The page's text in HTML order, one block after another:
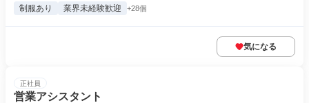
制服あり 業界未経験歓迎 +28個
気になる
正社員
営業アシスタント